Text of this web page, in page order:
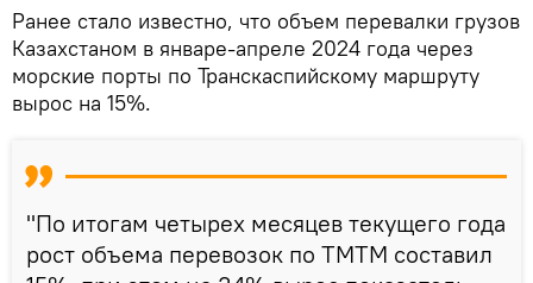
Ранее стало известно, что объем перевалки грузов
Казахстаном в январе-апреле 2024 года через
морские порты по Транскаспийскому маршруту
вырос на 15%.
"По итогам четырех месяцев текущего года
рост объема перевозок по ТМТМ составил